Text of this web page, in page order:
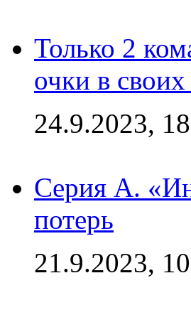
Только 2
очки в
24.9.2023,
Серия А.
потерь
21.9.2023,